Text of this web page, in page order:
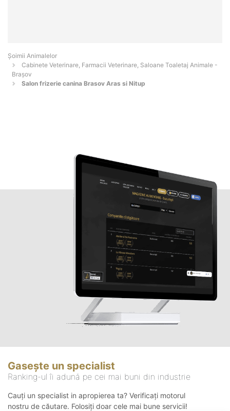
Şoimii Animalelor
Cabinete Veterinare, Farmacii Veterinare, Saloane Toaletaj Animale -
Braşov
Salon frizerie canina Brasov Aras si Nitup
Gasește un specialist
Ranking-ul îi adună pe cei mai buni din industrie
Cauți un specialist in apropierea ta? Verificați motorul
nostru de căutare. Folosiți doar cele mai bune servicii!